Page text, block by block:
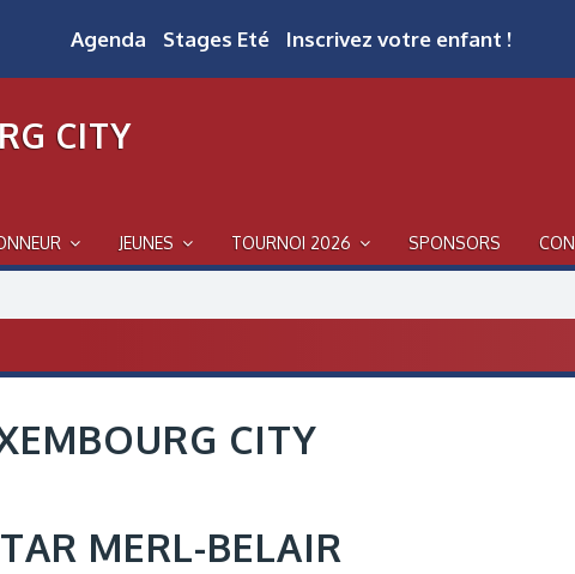
Agenda Stages Eté Inscrivez votre enfant !
CITY
JEUNES TOURNOI 2026 SPONSORS
CITY
MERL-BELAIR